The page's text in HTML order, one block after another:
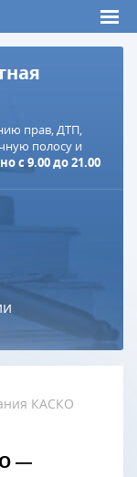
прав, ДТП,
полосу и
с 9.00 до 21.00
КАСКО
—